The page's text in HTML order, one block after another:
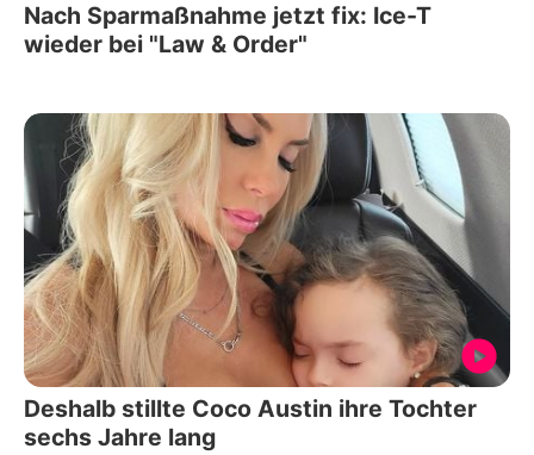
Nach Sparmaßnahme jetzt fix: Ice-T
wieder bei "Law & Order"
Deshalb stillte Coco Austin ihre Tochter
sechs Jahre lang